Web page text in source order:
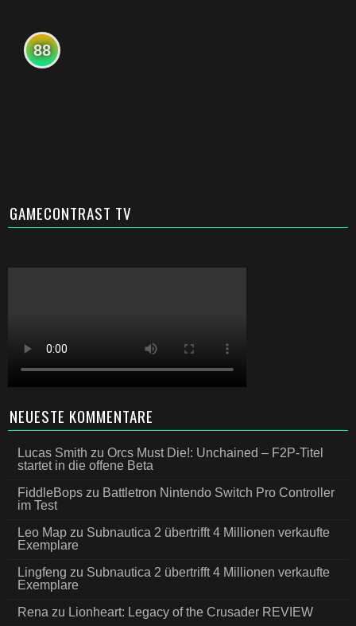
88
GAMECONTRAST TV
NEUESTE KOMMENTARE
Lucas Smith zu Orcs Must Die!: Unchained – F2P-Titel
startet in die offene Beta
FiddleBops zu Battletron Nintendo Switch Pro Controller
im Test
Leo Map zu Subnautica 2 übertrifft 4 Millionen verkaufte
Exemplare
Lingfeng zu Subnautica 2 übertrifft 4 Millionen verkaufte
Exemplare
Rena zu Lionheart: Legacy of the Crusader REVIEW